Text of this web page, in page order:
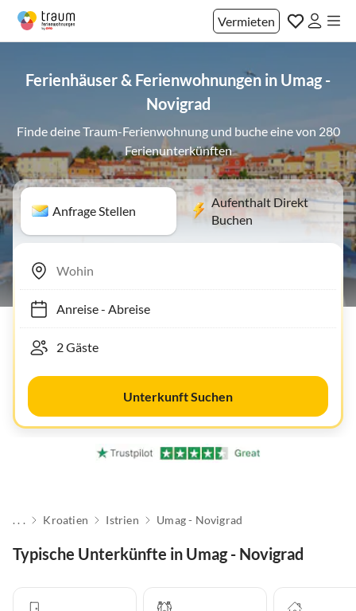
Vermieten
Ferienhäuser & Ferienwohnungen in Umag -
Novigrad
Finde deine Traum-Ferienwohnung und buche eine von 280
Ferienunterkünften
Anfrage Stellen
Aufenthalt Direkt
Buchen
Anreise- Abreise
Unterkunft Suchen
. . . Kroatien Istrien Umag - Novigrad
Typische Unterkünfte in Umag - Novigrad